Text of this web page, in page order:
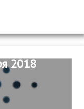
2018